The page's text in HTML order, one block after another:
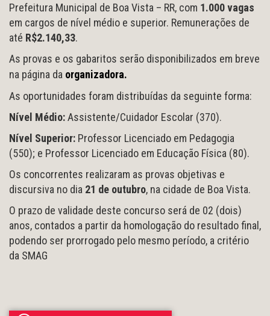
Prefeitura Municipal de Boa Vista – RR, com 1.000 vagas
em cargos de nível médio e superior. Remunerações de
até R$2.140,33.
As provas e os gabaritos serão disponibilizados em breve
na página da organizadora.
As oportunidades foram distribuídas da seguinte forma:
Nível Médio:Assistente/Cuidador Escolar (370).
Nível Superior: Professor Licenciado em Pedagogia
(550); e Professor Licenciado em Educação Física (80).
Os concorrentes realizaram as provas objetivas e
discursiva no dia 21 de outubro, na cidade de Boa Vista.
O prazo de validade deste concurso será de 02 (dois)
anos, contados a partir da homologação do resultado final,
podendo ser prorrogado pelo mesmo período, a critério
da SMAG